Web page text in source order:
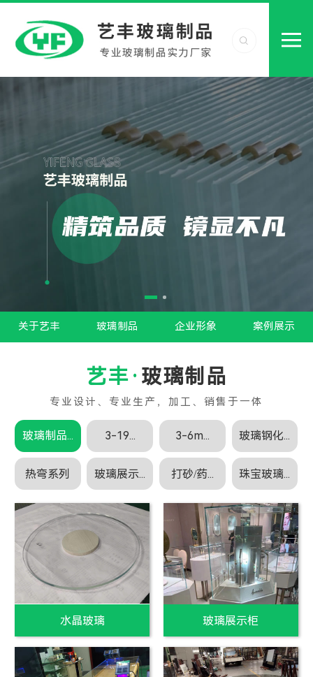
关于艺丰 玻璃制品 企业形象 案例展示
玻璃制品
玻璃制品... 3-19... 3-6m... 玻璃钢化...
热弯系列 玻璃展示... 打砂/药... 珠宝玻璃...
白玻璃 白玻璃加工